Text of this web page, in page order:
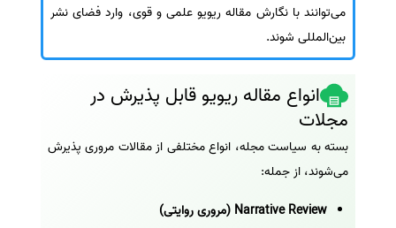
می‌توانند با نگارش مقاله ریویو علمی و قوی، وارد فضای نشر
بین‌المللی شوند.
انواع مقاله ریویو قابل پذیرش در
مجلات
بسته به سیاست مجله، انواع مختلفی از مقالات مروری پذیرش
می‌شوند، از جمله:
Narrative Review (مروری روایتی)